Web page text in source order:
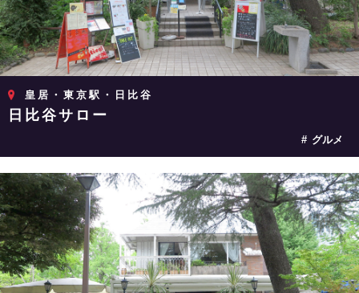
皇居・東京駅・日比谷
日比谷サロー
グルメ